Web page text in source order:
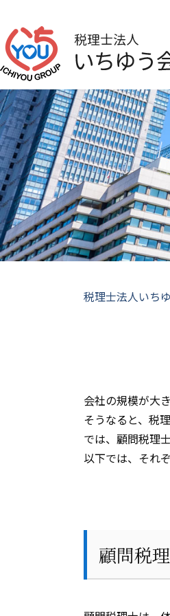
税理士法人いち
会社の規模が大
そうなると、税
では、顧問税理
以下では、それ
顧問税